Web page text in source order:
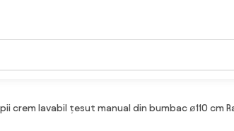
crem lavabil țesut manual din bumbac ø110 cm